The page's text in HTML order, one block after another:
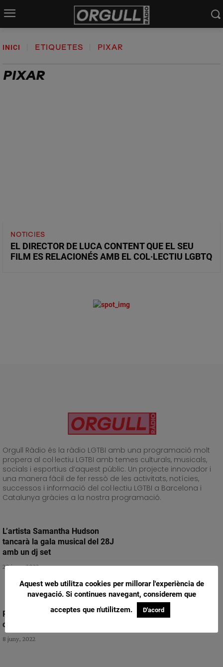
INICI ETIQUETES PIXAR
PIXAR
NOTICIES
EL DIRECTOR DE LUCA CONTENT QUE EL SEU
FILM ES RELACIONÉS AMB EL COL·LECTIU LGBTQ
Orgull Ràdio és la ràdio LGTBI amb una programació molt
propera al col·lectiu LGTBI amb temes culturals, musicals,
socials i esportius d’aquest públic. Un projecte innovador i
una manera fàcil de fer ressò de les activitats, notícies,
successos i informació del col·lectiu LGTBI a Barcelona i
Catalunya gràcies a la nostra programació.
L’artista Samantha Hudson
tancarà la gala musical del 28J
amb un dj set
20 juny, 2022
Review Drag Race 02X11 – La
corona
8 juny, 2022
Aquest web utilitza cookies per millorar l'experiència de
navegació. Si continues navegant, considerem que
acceptes que n'utilitzem.
D'acord